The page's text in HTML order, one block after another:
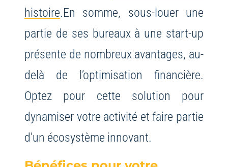
histoire.En somme, sous-louer une
partie de ses bureaux à une start-up
présente de nombreux avantages, au-
delà de l’optimisation financière.
Optez pour cette solution pour
dynamiser votre activité et faire partie
d’un écosystème innovant.